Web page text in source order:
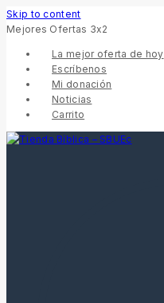
Skip to content
Mejores Ofertas 3x2
La mejor oferta de hoy
Escríbenos
Mi donación
Noticias
Carrito